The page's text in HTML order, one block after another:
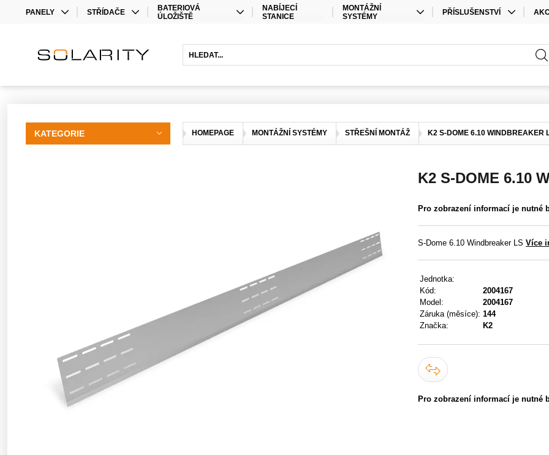
PANELY
BIFACIAL
STŘÍDAČE
OPTIMIZÉRY
BATERIOVÁ
ÚLOŽIŠTĚ
OLOVĚNÉ BATERIE
NABÍJECÍ
STANICE
MONTÁŽNÍ
SYSTÉMY
PŘÍSLUŠENSTVÍ
PŘÍSLUŠENSTVÍ ÚLOŽIŠTĚ
HOMEPAGE MONTÁŽNÍ SYSTÉMY STŘEŠNÍ MONTÁŽ K2 S-DOME 6.10 WINDBREAKER
KATEGORIE
K2 S-DOME 6.10
Pro zobrazení informací je nutné
S-Dome 6.10 Windbreaker LS Více
Jednotka:
Kód:
2004167
Model:
2004167
Záruka (měsíce): 144
Značka:
K2
Pro zobrazení informací je nutné